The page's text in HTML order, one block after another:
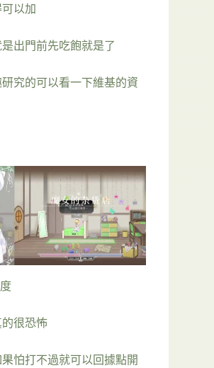
以加
出門前先吃飽就是了
究的可以看一下維基的資
很恐怖
怕打不過就可以回據點開